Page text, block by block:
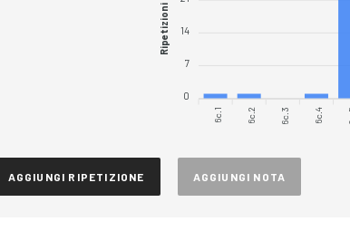
14
7
0
Ripetizioni
6c.1 6c.2 6c.3 6c.4
AGGIUNGI RIPETIZIONE AGGIUNGI NOTA